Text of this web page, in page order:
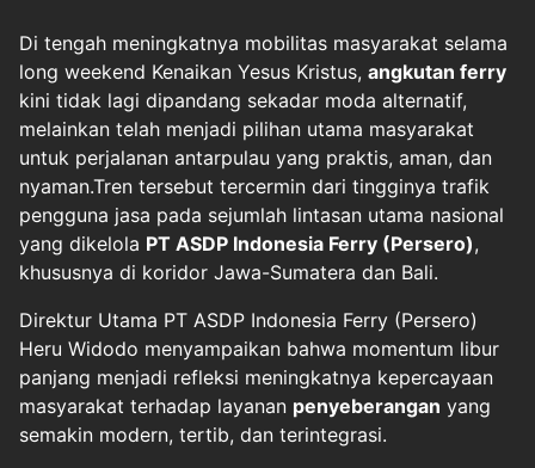
Di tengah meningkatnya mobilitas masyarakat selama
long weekend Kenaikan Yesus Kristus, angkutan ferry
kini tidak lagi dipandang sekadar moda alternatif,
melainkan telah menjadi pilihan utama masyarakat
untuk perjalanan antarpulau yang praktis, aman, dan
nyaman.Tren tersebut tercermin dari tingginya trafik
pengguna jasa pada sejumlah lintasan utama nasional
yang dikelola PT ASDP Indonesia Ferry (Persero),
khususnya di koridor Jawa-Sumatera dan Bali.
Direktur Utama PT ASDP Indonesia Ferry (Persero)
Heru Widodo menyampaikan bahwa momentum libur
panjang menjadi refleksi meningkatnya kepercayaan
masyarakat terhadap layanan penyeberangan yang
semakin modern, tertib, dan terintegrasi.